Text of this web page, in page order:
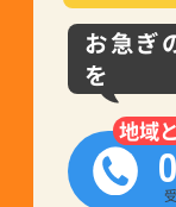
お急ぎ
を
地域